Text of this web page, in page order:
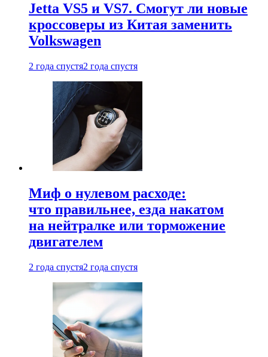
Jetta VS5 и VS7. Смогут ли новые
кроссоверы из Китая заменить
Volkswagen
2 года спустя2 года спустя
Миф о нулевом расходе:
что правильнее, езда накатом
на нейтралке или торможение
двигателем
2 года спустя2 года спустя